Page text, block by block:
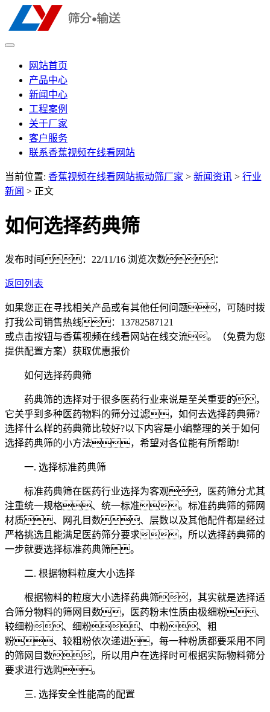
网站首页
产品中心
新闻中心
工程案例
关于厂家
客户服务
联系香蕉视频在线看网站
当前位置: 香蕉视频在线看网站振动筛厂家 > 新闻资讯 > 行业
新闻 > 正文
如何选择药典筛
发布时间：22/11/16 浏览次数：
返回列表
如果您正在寻找相关产品或有其他任何问题，可随时拨
打我公司销售热线： 13782587121
或点击按钮与香蕉视频在线看网站在线交流。（免费为您
提供配置方案） 获取优惠报价
如何选择药典筛
药典筛的选择对于很多医药行业来说是至关重要的，
它关乎到多种医药物料的筛分过滤，如何去选择药典筛?
选择什么样的药典筛比较好?以下内容是小编整理的关于如何
选择药典筛的小方法，希望对各位能有所帮助!
一. 选择标准药典筛
标准药典筛在医药行业选择为客观，医药筛分尤其
注重统一规格、统一标准。标准药典筛的筛网
材质、网孔目数、层数以及其他配件都是经过
严格挑选且能满足医药筛分要求，所以选择药典筛的
一步就要选择标准药典筛。
二. 根据物料粒度大小选择
根据物料的粒度大小选择药典筛，其实就是选择适
合筛分物料的筛网目数，医药粉末性质由极细粉、
较细粉、细粉、中粉、粗
粉、较粗粉依次递进，每一种粉质都要采用不同
的筛网目数，所以用户在选择时可根据实际物料筛分
要求进行选购。
三. 选择安全性能高的配置